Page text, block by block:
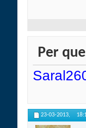
Per
23-03-2013,